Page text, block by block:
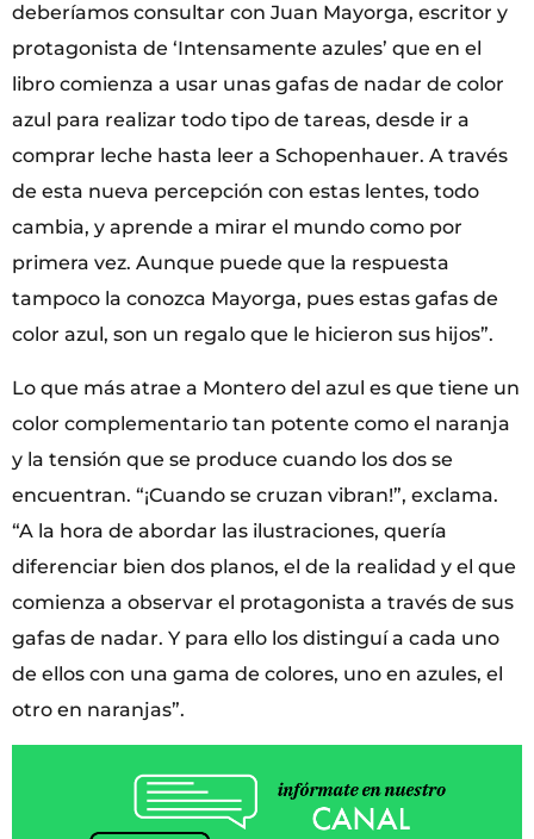
deberíamos consultar con Juan Mayorga, escritor y
protagonista de ‘Intensamente azules’ que en el
libro comienza a usar unas gafas de nadar de color
azul para realizar todo tipo de tareas, desde ir a
comprar leche hasta leer a Schopenhauer. A través
de esta nueva percepción con estas lentes, todo
cambia, y aprende a mirar el mundo como por
primera vez. Aunque puede que la respuesta
tampoco la conozca Mayorga, pues estas gafas de
color azul, son un regalo que le hicieron sus hijos”.
Lo que más atrae a Montero del azul es que tiene un
color complementario tan potente como el naranja
y la tensión que se produce cuando los dos se
encuentran. “¡Cuando se cruzan vibran!”, exclama.
“A la hora de abordar las ilustraciones, quería
diferenciar bien dos planos, el de la realidad y el que
comienza a observar el protagonista a través de sus
gafas de nadar. Y para ello los distinguí a cada uno
de ellos con una gama de colores, uno en azules, el
otro en naranjas”.